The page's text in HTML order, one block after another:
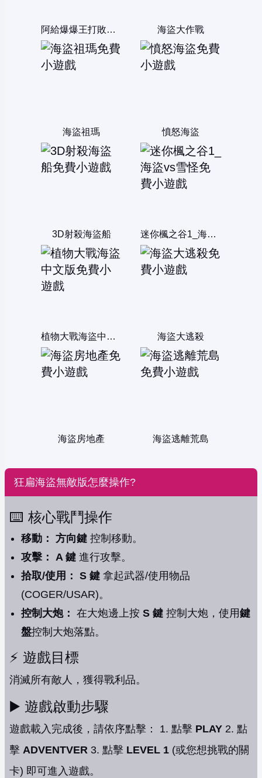
阿給爆爆王打敗海盜船長 海盜大作戰
海盜祖瑪 憤怒海盜
3D射殺海盜船 迷你楓之谷1_海盜vs雪怪
植物大戰海盜中文版 海盜大逃殺
海盜房地產 海盜逃離荒島
狂扁海盜無敵版怎麼操作?
⌨️ 核心戰鬥操作
移動： 方向鍵 控制移動。
攻擊： A 鍵 進行攻擊。
拾取/使用： S 鍵 拿起武器/使用物品
(COGER/USAR)。
控制大炮： 在大炮邊上按 S 鍵 控制大炮，使用鍵
盤控制大炮落點。
⚡️ 遊戲目標
消滅所有敵人，獲得戰利品。
▶️ 遊戲啟動步驟
遊戲載入完成後，請依序點擊： 1. 點擊 PLAY 2. 點
擊 ADVENTVER 3. 點擊 LEVEL 1 (或您想挑戰的關
卡) 即可進入遊戲。